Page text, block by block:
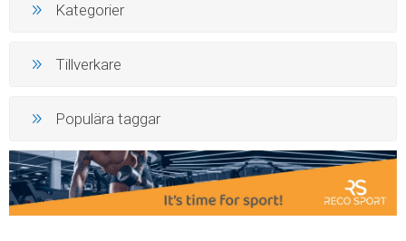
Kategorier
Tillverkare
Populära taggar